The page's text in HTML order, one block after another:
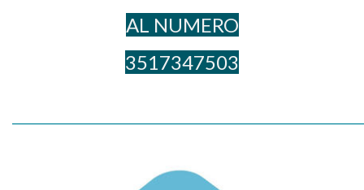
AL NUME​RO
3517347503